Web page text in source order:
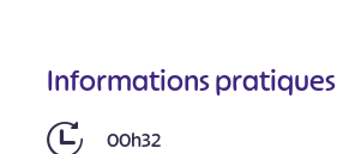
Informations pratiques
00h32